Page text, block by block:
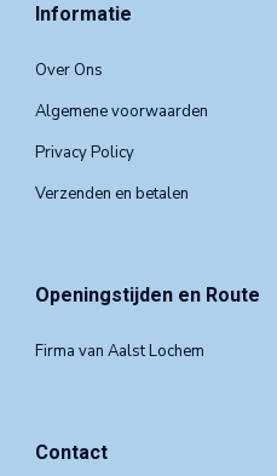
Informatie
Over Ons
Algemene voorwaarden
Privacy Policy
Verzenden en betalen
Openingstijden en Route
Firma van Aalst Lochem
Contact